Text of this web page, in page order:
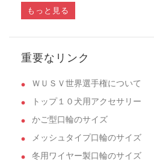
もっと見る
重要なリンク
ＷＵＳＶ世界選手権について
トップ１０犬用アクセサリー
かご型口輪のサイズ
メッシュタイプ口輪のサイズ
冬用ワイヤー製口輪のサイズ